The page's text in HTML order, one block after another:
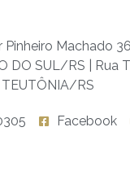
Pinheiro Machado
DO SUL/RS | Rua
RS
Facebook